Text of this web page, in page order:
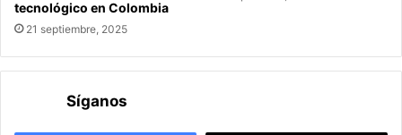
tecnológico en Colombia
21 septiembre, 2025
Síganos